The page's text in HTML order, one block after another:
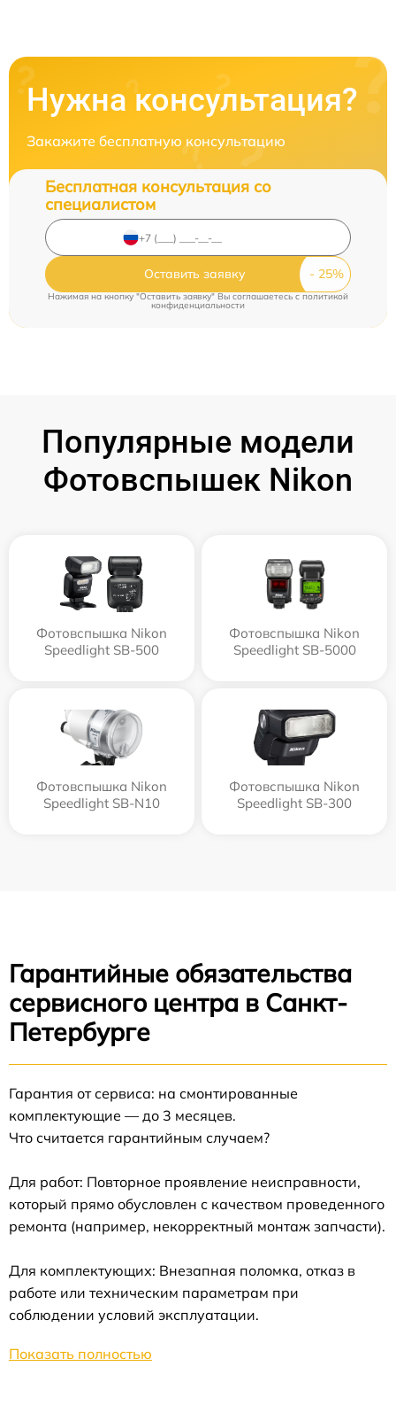
Нужна консультация?
Закажите бесплатную консультацию
Бесплатная консультация со
специалистом
Оставить заявку
Нажимая на кнопку "Оставить заявку" Вы соглашаетесь c политикой
конфиденциальности
Популярные модели
Фотовспышек Nikon
Фотовспышка Nikon
Speedlight SB-500
Фотовспышка Nikon
Speedlight SB-5000
Фотовспышка Nikon
Speedlight SB-N10
Фотовспышка Nikon
Speedlight SB-300
Гарантийные обязательства
сервисного центра в Санкт-
Петербурге
Гарантия от сервиса: на смонтированные
комплектующие — до 3 месяцев.
Что считается гарантийным случаем?
Для работ: Повторное проявление неисправности,
который прямо обусловлен с качеством проведенного
ремонта (например, некорректный монтаж запчасти).
Для комплектующих: Внезапная поломка, отказ в
работе или техническим параметрам при
соблюдении условий эксплуатации.
Показать полностью